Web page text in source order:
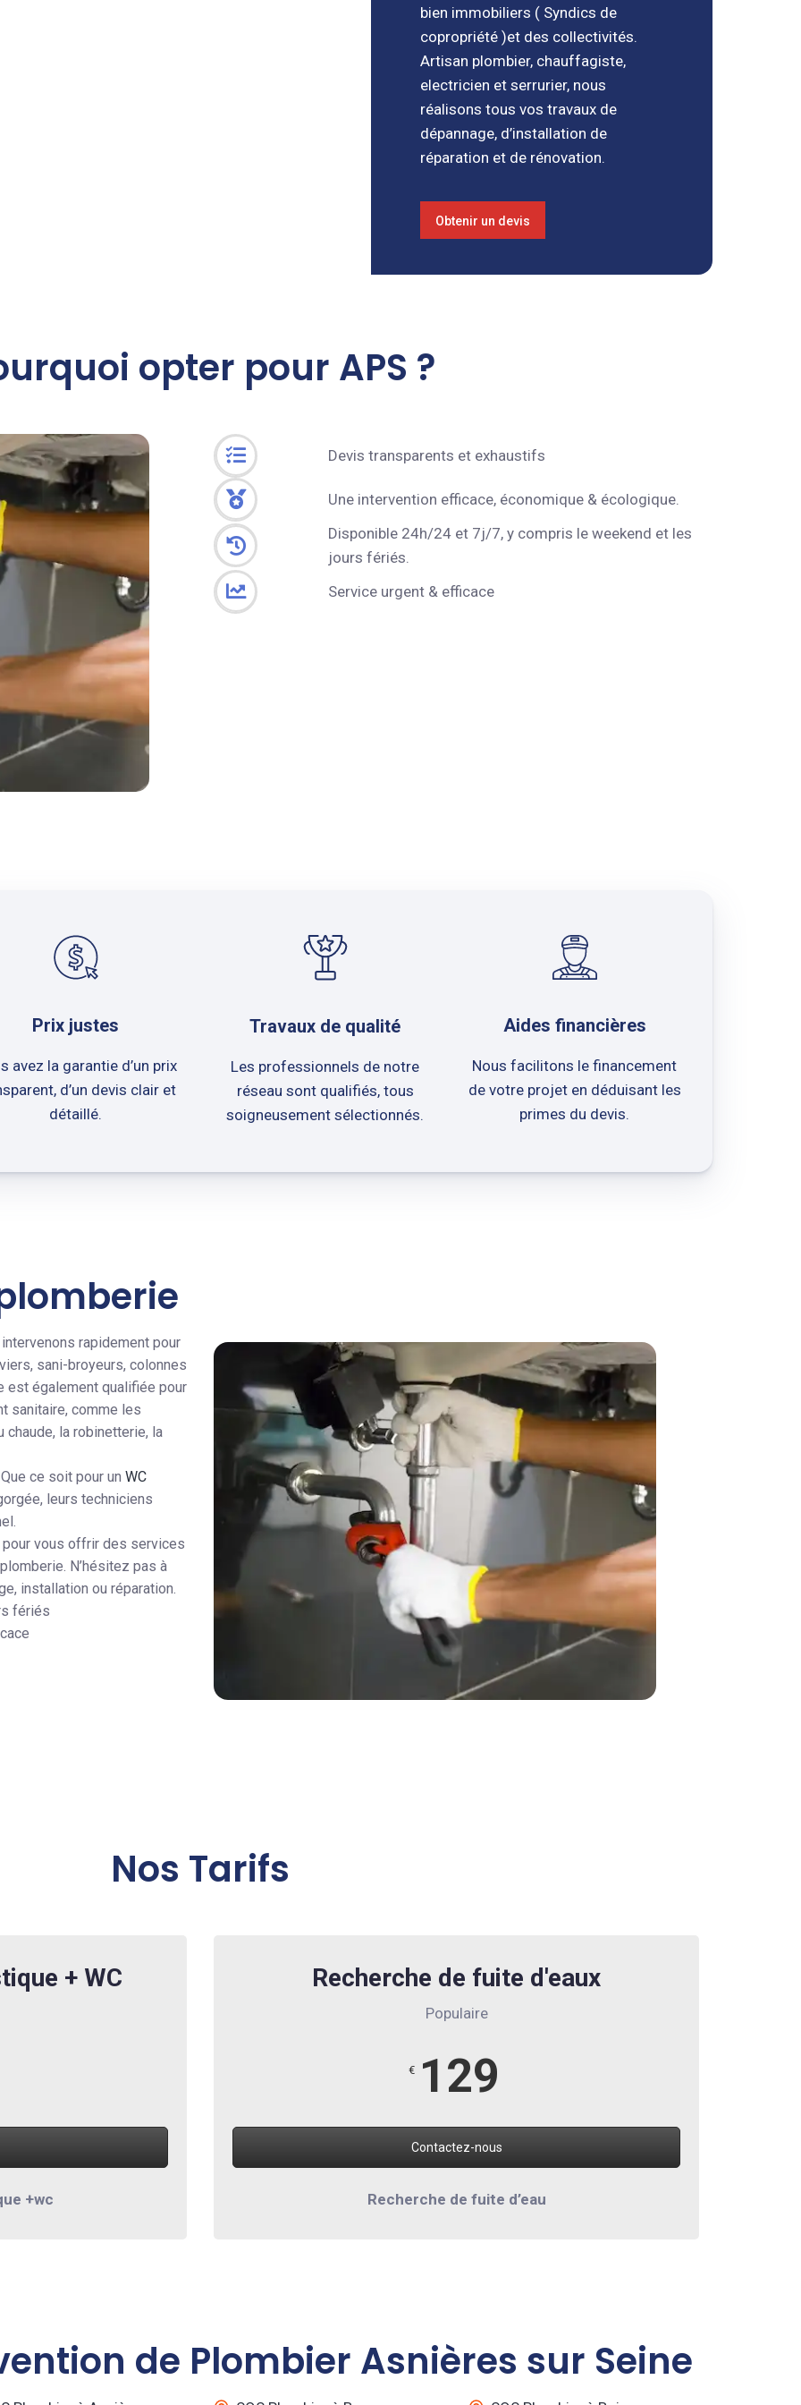
bien immobiliers ( Syndics de
copropriété )et des collectivités.
Artisan plombier, chauffagiste,
electricien et serrurier, nous
réalisons tous vos travaux de
dépannage, d’installation de
réparation et de rénovation.
Obtenir un devis
opter pour APS ?
Devis transparents et exhaustifs
Une intervention efficace, économique & écologique.
Disponible 24h/24 et 7j/7, y compris le weekend et les
jours fériés.
Service urgent & efficace
Prix justes
avez la garantie d’un prix
d’un devis clair et
détaillé.
Travaux de qualité
Les professionnels de notre
réseau sont qualifiés, tous
soigneusement sélectionnés.
Aides financières
Nous facilitons le financement
de votre projet en déduisant les
primes du devis.
rapidement pour
sani-broyeurs, colonnes
est également qualifiée pour
sanitaire, comme les
chaude, la robinetterie, la
ce soit pour un WC
leurs techniciens
vous offrir des services
N’hésitez pas à
installation ou réparation.
fériés
Nos Tarifs
+ WC
+wc
Recherche de fuite d'eaux
Populaire
€ 129
Contactez-nous
Recherche de fuite d’eau
de Plombier Asnières sur Seine